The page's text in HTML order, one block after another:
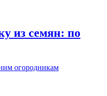
из семян: по
огородникам